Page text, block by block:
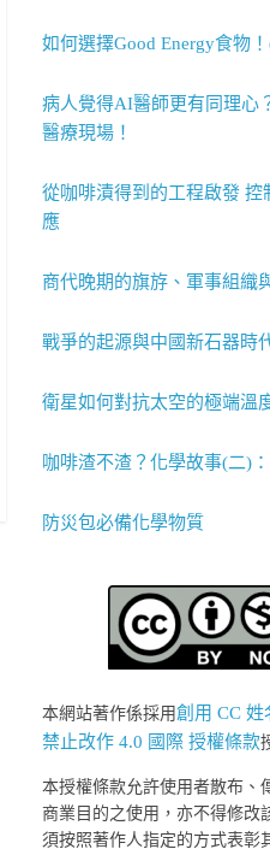
如何選擇Good Energy食物
病人覺得AI醫師更有同理心
醫療現場！
從咖啡漬得到的工程啟發 控
應
商代晚期的旗斿、軍事組織
戰爭的起源與中國新石器時
衛星如何對抗太空的極端溫
咖啡渣不渣？化學故事(二)
防災包必備化學物質
本網站著作係採用創用 CC
禁止改作 4.0 國際 授權條款
本授權條款允許使用者散布、
商業目的之使用，亦不得修改
須按照著作人指定的方式表彰